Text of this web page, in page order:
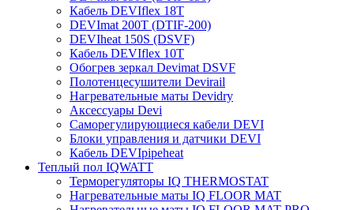
Кабель DEVIflex 18T
DEVImat 200T (DTIF-200)
DEVIheat 150S (DSVF)
Кабель DEVIflex 10T
Обогрев зеркал Devimat DSVF
Полотенцесушители Devirail
Нагревательные маты Devidry
Аксессуары Devi
Саморегулирующиеся кабели DEVI
Блоки управления и датчики DEVI
Кабель DEVIpipeheat
Теплый пол IQWATT
Терморегуляторы IQ THERMOSTAT
Нагревательные маты IQ FLOOR MAT